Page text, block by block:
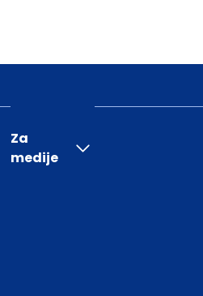
Za
medije